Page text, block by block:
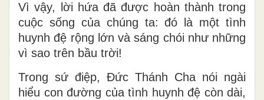
Vì vậy, lời hứa đã được hoàn thành trong
cuộc sống của chúng ta: đó là một tình
huynh đệ rộng lớn và sáng chói như những
vì sao trên bầu trời!
Trong sứ điệp, Đức Thánh Cha nói ngài
hiểu con đường của tình huynh đệ còn dài,